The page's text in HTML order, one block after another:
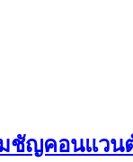
ชัญคอนแว